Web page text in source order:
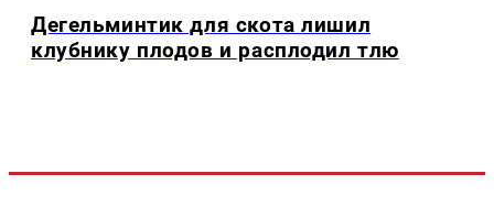
Дегельминтик для скота лишил
клубнику плодов и расплодил тлю